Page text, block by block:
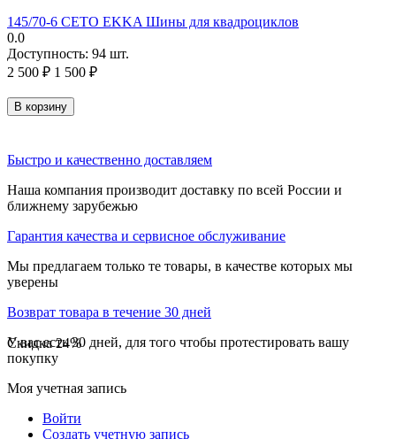
Скидка24%
145/70-6 CETO EKKA Шины для квадроциклов
0.0
Доступность: 94 шт.
2 500 ₽ 1 500 ₽
В корзину
Быстро и качественно доставляем
Наша компания производит доставку по всей России и
ближнему зарубежью
Гарантия качества и сервисное обслуживание
Мы предлагаем только те товары, в качестве которых мы
уверены
Возврат товара в течение 30 дней
У вас есть 30 дней, для того чтобы протестировать вашу
покупку
Моя учетная запись
Войти
Создать учетную запись